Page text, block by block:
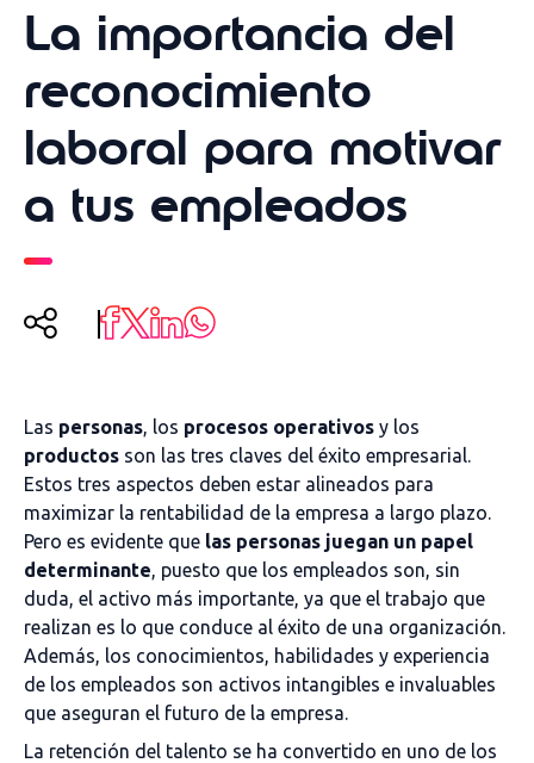
La importancia del
reconocimiento
laboral para motivar
a tus empleados
Las personas, los procesos operativos y los
productos son las tres claves del éxito empresarial.
Estos tres aspectos deben estar alineados para
maximizar la rentabilidad de la empresa a largo plazo.
Pero es evidente que las personas juegan un papel
determinante, puesto que los empleados son, sin
duda, el activo más importante, ya que el trabajo que
realizan es lo que conduce al éxito de una organización.
Además, los conocimientos, habilidades y experiencia
de los empleados son activos intangibles e invaluables
que aseguran el futuro de la empresa.
La retención del talento se ha convertido en uno de los